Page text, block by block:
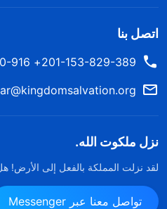
اتصل بنا
201-153-829-389+ 213-551-750-916+
نزل ملكوت الله.
لقد نزلت المملكة بالفعل إلى الأرض!
تواصل معنا عبر Messenger